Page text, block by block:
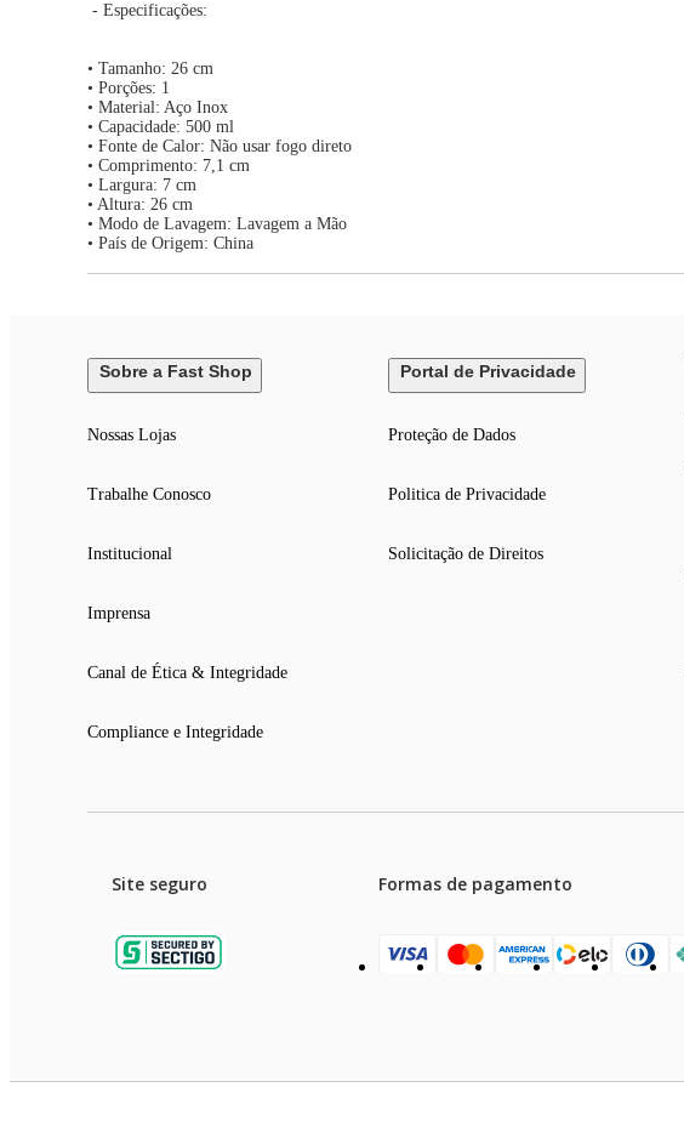
- Especificações:
• Tamanho: 26 cm
• Porções: 1
• Material: Aço Inox
• Capacidade: 500 ml
• Fonte de Calor: Não usar fogo direto
• Comprimento: 7,1 cm
• Largura: 7 cm
• Altura: 26 cm
• Modo de Lavagem: Lavagem a Mão
• País de Origem: China
Sobre a Fast Shop
Nossas Lojas
Trabalhe Conosco
Institucional
Imprensa
Canal de Ética & Integridade
Compliance e Integridade
Portal de Privacidade
Proteção de Dados
Politica de Privacidade
Solicitação de Direitos
Site seguro Formas de pagamento